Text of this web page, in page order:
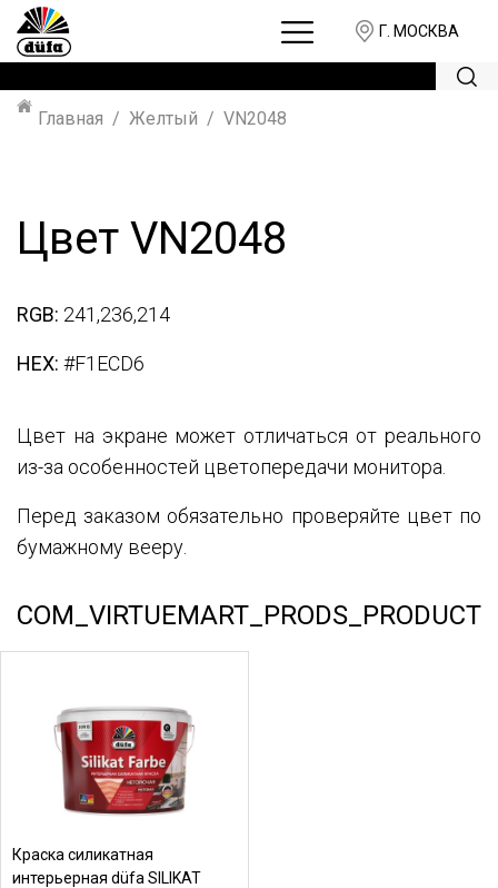
Г. МОСКВА
Главная Желтый VN2048
Цвет VN2048
RGB: 241,236,214
HEX: #F1ECD6
Цвет на экране может отличаться от реального
из-за особенностей цветопередачи монитора.
Перед заказом обязательно проверяйте цвет по
бумажному вееру.
COM_VIRTUEMART_PRODS_PRODUCT
Краска силикатная
интерьерная düfa SILIKAT